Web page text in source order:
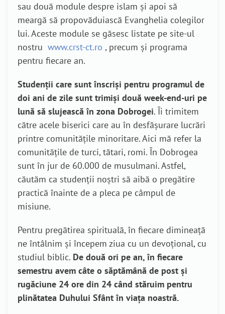
sau două module despre islam și apoi să
meargă să propovăduiască Evanghelia colegilor
lui. Aceste module se găsesc listate pe site-ul
nostru www.crst-ct.ro , precum și programa
pentru fiecare an.
Studenții care sunt înscriși pentru programul de
doi ani de zile sunt trimiși două week-end-uri pe
lună să slujească în zona Dobrogei. Îi trimitem
către acele biserici care au în desfășurare lucrări
printre comunitățile minoritare. Aici mă refer la
comunitățile de turci, tătari, romi. În Dobrogea
sunt în jur de 60.000 de musulmani. Astfel,
căutăm ca studenții noștri să aibă o pregătire
practică înainte de a pleca pe câmpul de
misiune.
Pentru pregătirea spirituală, în fiecare dimineață
ne întâlnim și începem ziua cu un devoțional, cu
studiul biblic. De două ori pe an, în fiecare
semestru avem câte o săptămână de post și
rugăciune 24 ore din 24 când stăruim pentru
plinătatea Duhului Sfânt în viața noastră.